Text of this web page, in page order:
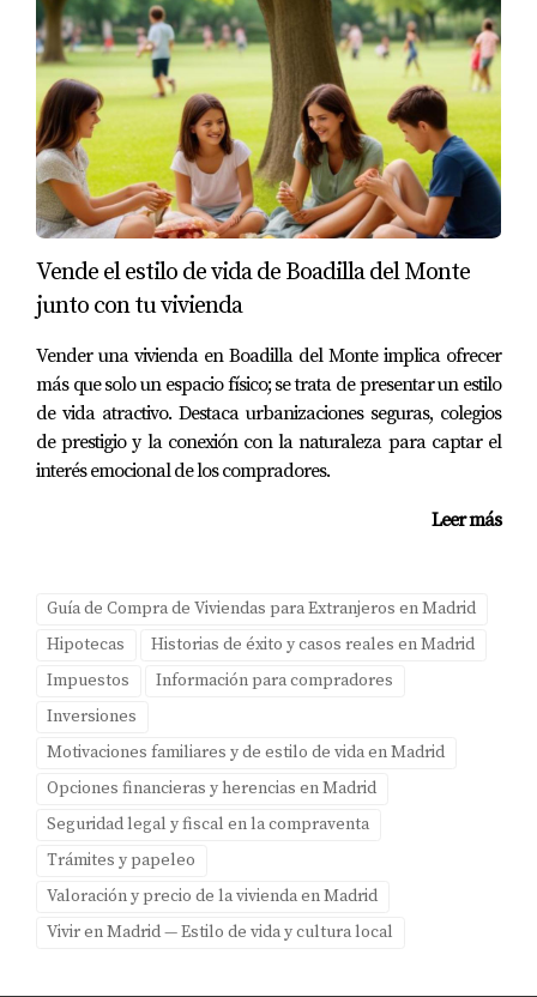
Vende el estilo de vida de Boadilla del Monte
junto con tu vivienda
Vender una vivienda en Boadilla del Monte implica ofrecer
más que solo un espacio físico; se trata de presentar un estilo
de vida atractivo. Destaca urbanizaciones seguras, colegios
de prestigio y la conexión con la naturaleza para captar el
interés emocional de los compradores.
Leer más
Guía de Compra de Viviendas para Extranjeros en Madrid
Hipotecas
Historias de éxito y casos reales en Madrid
Impuestos
Información para compradores
Inversiones
Motivaciones familiares y de estilo de vida en Madrid
Opciones financieras y herencias en Madrid
Seguridad legal y fiscal en la compraventa
Trámites y papeleo
Valoración y precio de la vivienda en Madrid
Vivir en Madrid — Estilo de vida y cultura local